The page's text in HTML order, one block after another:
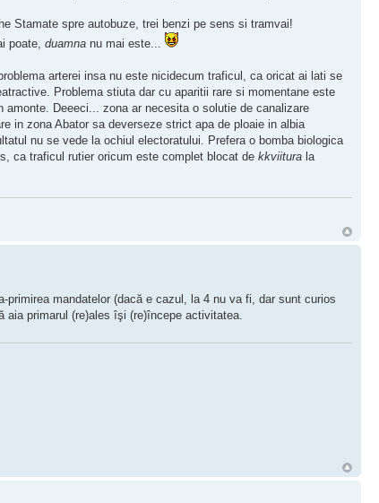
Stamate spre autobuze, trei benzi pe sens si tramvai!
poate,duamna nu mai este...
arterei insa nu este nicidecum traficul, ca oricat ai lati se
Problema stiuta dar cu aparitii rare si momentane este
Deeeci... zona ar necesita o solutie de canalizare
in zona Abator sa deverseze strict apa de ploaie in albia
nu se vede la ochiul electoratului. Prefera o bomba biologica
ca traficul rutier oricum este complet blocat dekkviitura la
mandatelor (dacă e cazul, la 4 nu va fi, dar sunt curios
primarul (re)ales îşi (re)începe activitatea.